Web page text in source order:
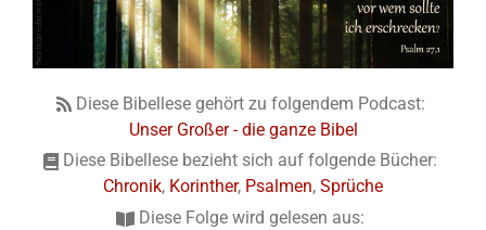
Diese Bibellese gehört zu folgendem Podcast:
Unser Großer - die ganze Bibel
Diese Bibellese bezieht sich auf folgende Bücher:
Chronik, Korinther, Psalmen, Sprüche
Diese Folge wird gelesen aus: